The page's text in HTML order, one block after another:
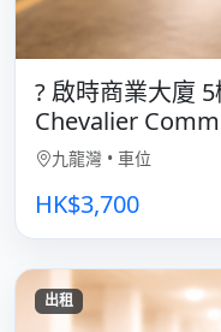
? 啟時商業大廈
Chevalier
九龍灣 • 車位
HK$3,700
出租